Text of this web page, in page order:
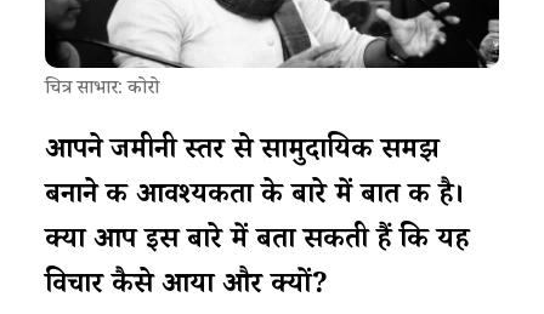
चित्र साभार: कोरो
आपने जमीनी स्तर से सामुदायिक समझ
बनाने की आवश्यकता के बारे में बात की है।
क्या आप इस बारे मेंबता सकती हैंकि यह
विचार कैसे आया और क्यों?